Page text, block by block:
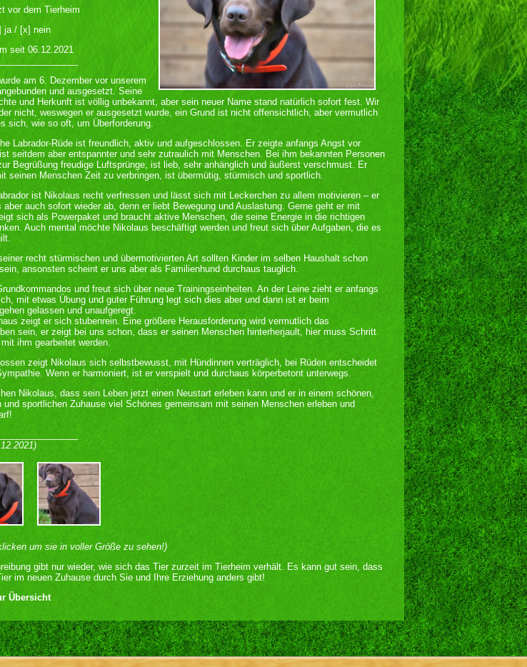
vor dem Tierheim
ja / [x] nein
seit 06.12.2021
am 6. Dezember vor unserem
und ausgesetzt. Seine
und Herkunft ist völlig unbekannt, aber sein neuer Name stand natürlich sofort fest. Wir
nicht, weswegen er ausgesetzt wurde, ein Grund ist nicht offensichtlich, aber vermutlich
sich, wie so oft, um Überforderung.
Labrador-Rüde ist freundlich, aktiv und aufgeschlossen. Er zeigte anfangs Angst vor
seitdem aber entspannter und sehr zutraulich mit Menschen. Bei ihm bekannten Personen
Begrüßung freudige Luftsprünge, ist lieb, sehr anhänglich und äußerst verschmust. Er
seinen Menschen Zeit zu verbringen, ist übermütig, stürmisch und sportlich.
ist Nikolaus recht verfressen und lässt sich mit Leckerchen zu allem motivieren – er
aber auch sofort wieder ab, denn er liebt Bewegung und Auslastung. Gerne geht er mit
sich als Powerpaket und braucht aktive Menschen, die seine Energie in die richtigen
Auch mental möchte Nikolaus beschäftigt werden und freut sich über Aufgaben, die es
recht stürmischen und übermotivierten Art sollten Kinder im selben Haushalt schon
ansonsten scheint er uns aber als Familienhund durchaus tauglich.
und freut sich über neue Trainingseinheiten. An der Leine zieht er anfangs
mit etwas Übung und guter Führung legt sich dies aber und dann ist er beim
gelassen und unaufgeregt.
zeigt er sich stubenrein. Eine größere Herausforderung wird vermutlich das
sein, er zeigt bei uns schon, dass er seinen Menschen hinterherjault, hier muss Schritt
ihm gearbeitet werden.
zeigt Nikolaus sich selbstbewusst, mit Hündinnen verträglich, bei Rüden entscheidet
Wenn er harmoniert, ist er verspielt und durchaus körperbetont unterwegs.
Nikolaus, dass sein Leben jetzt einen Neustart erleben kann und er in einem schönen,
und sportlichen Zuhause viel Schönes gemeinsam mit seinen Menschen erleben und
um sie in voller Größe zu sehen!)
gibt nur wieder, wie sich das Tier zurzeit im Tierheim verhält. Es kann gut sein, dass
im neuen Zuhause durch Sie und Ihre Erziehung anders gibt!
Übersicht